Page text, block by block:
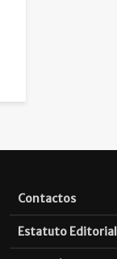
Contactos
Estatuto Editorial